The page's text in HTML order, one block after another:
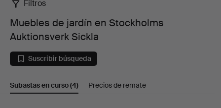
Muebles
de
jardín
en
Filtros
Muebles de jardín en Stockholms
Auktionsverk Sickla
Suscribir búsqueda
Subastas en curso(4) Precios de remate